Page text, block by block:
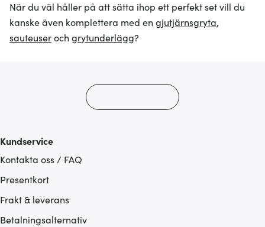
När du väl håller på att sätta ihop ett perfekt set vill du
kanske även komplettera med en gjutjärnsgryta,
sauteuseroch grytunderlägg?
Kundservice
Kontakta oss / FAQ
Presentkort
Frakt & leverans
Betalningsalternativ